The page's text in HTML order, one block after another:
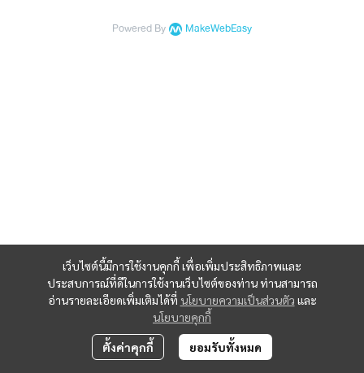
เว็บไซต์นี้มีการใช้งานคุกกี้ เพื่อเพิ่มประสิทธิภาพและ
ประสบการณ์ที่ดีในการใช้งานเว็บไซต์ของท่าน ท่านสามารถ
อ่านรายละเอียดเพิ่มเติมได้ที่ นโยบายความเป็นส่วนตัว และ
นโยบายคุกกี้
ตั้งค่าคุกกี้ ยอมรับทั้งหมด
Powered By MakeWebEasy